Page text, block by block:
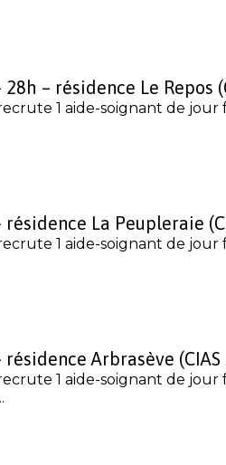
– résidence Le Repos
1 aide-soignant de jour
La Peupleraie
1 aide-soignant de jour
Arbrasève (CIAS
1 aide-soignant de jour